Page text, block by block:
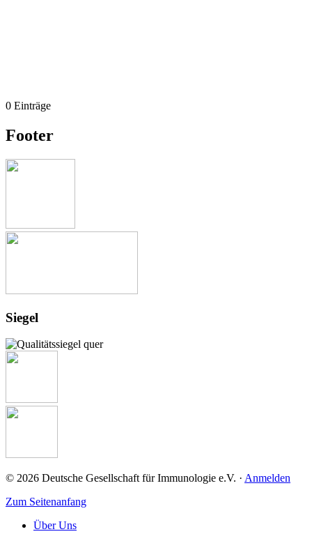
0 Einträge
Footer
Siegel
© 2026 Deutsche Gesellschaft für Immunologie e.V. · Anmelden
Zum Seitenanfang
Über Uns